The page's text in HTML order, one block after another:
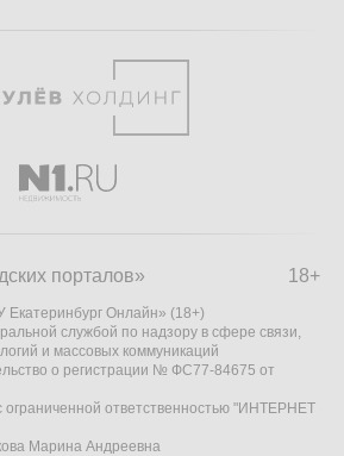
18+
порталов»
Онлайн» (18+)
службой по надзору в сфере связи,
и массовых коммуникаций
о регистрации № ФС77-84675 от
ограниченной ответственностью "ИНТЕРНЕТ
Марина Андреевна